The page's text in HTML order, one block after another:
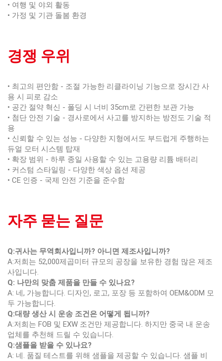
• 여행 및 야외 활동
• 가정 및 기관 돌봄 환경
경쟁 우위
• 최고의 편안함 - 조절 가능한 리클라이닝 기능으로 장시간 사
용 시 피로 감소
• 공간 절약 혁신 - 폴딩 시 너비 35cm로 간편한 보관 가능
• 첨단 안전 기술 - 경사로에서 사고를 방지하는 방전도 기술 적
용
• 신뢰할 수 있는 성능 - 다양한 지형에서도 부드럽게 주행하는
듀얼 모터 시스템 탑재
• 확장 범위 - 하루 종일 사용할 수 있는 고용량 리튬 배터리
• 커스텀 스타일링 - 다양한 색상 옵션 제공
• CE 인증 - 국제 안전 기준을 준수함
자주 묻는 질문
Q:귀사는 무역회사입니까? 아니면 제조사입니까?
A:저희는 52,000제곱미터 규모의 공장을 보유한 경험 많은 제조
사입니다.
Q: 나만의 맞춤 제품을 만들 수 있나요?
A: 네, 가능합니다. 디자인, 로고, 포장 등 포함하여 OEM&ODM 모
두 가능합니다.
Q:대량 생산 시 운송 조건은 어떻게 됩니까?
A:저희는 FOB 및 EXW 조건만 제공합니다. 하지만 중국 내 운송
업체를 추천해 드릴 수 있습니다.
Q:샘플을 받을 수 있나요?
A: 네. 품질 테스트를 위해 샘플을 제공할 수 있습니다. 샘플 비